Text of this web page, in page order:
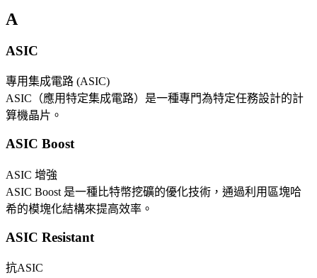
A
ASIC
專用集成電路 (ASIC)
ASIC（應用特定集成電路）是一種專門為特定任務設計的計
算機晶片。
ASIC Boost
ASIC 增強
ASIC Boost 是一種比特幣挖礦的優化技術，通過利用區塊哈
希的模塊化結構來提高效率。
ASIC Resistant
抗ASIC